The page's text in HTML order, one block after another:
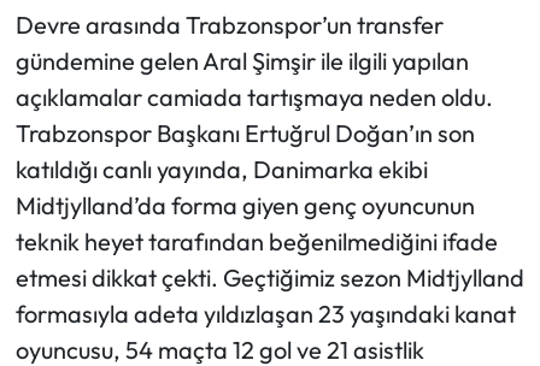
Devre arasında Trabzonspor’un transfer
gündemine gelen Aral Şimşir ile ilgili yapılan
açıklamalar camiada tartışmaya neden oldu.
Trabzonspor Başkanı Ertuğrul Doğan’ın son
katıldığı canlı yayında, Danimarka ekibi
Midtjylland’da forma giyen genç oyuncunun
teknik heyet tarafından beğenilmediğini ifade
etmesi dikkat çekti. Geçtiğimiz sezon Midtjylland
formasıyla adeta yıldızlaşan 23 yaşındaki kanat
oyuncusu, 54 maçta 12 gol ve 21 asistlik
Sağlık
Teknoloji